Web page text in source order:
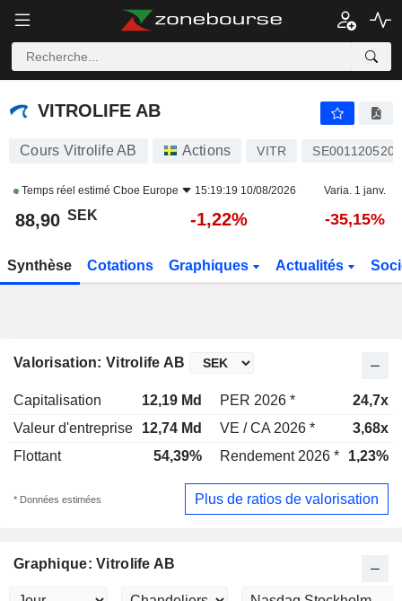
VITROLIFE AB
VITROLIFE AB
Cours Vitrolife AB Actions VITR SE0011205202
Temps réel estimé Cboe Europe 15:19:19 10/08/2026 Varia. 1 janv.
88,90 SEK -1,22% -35,15%
Synthèse Cotations Graphiques Actualités
Valorisation: Vitrolife AB
Capitalisation 12,19 Md PER 2026 *
24,7x
Valeur d'entreprise
12,74 Md VE / CA 2026 *
3,68x
Flottant
54,39% Rendement 2026 * 1,23%
* Données estimées Plus de ratios de valorisation
Graphique: Vitrolife AB